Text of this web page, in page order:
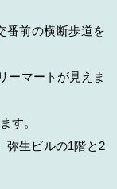
番前の横断歩道を
ーマートが見えま
す。
弥生ビルの1階と2